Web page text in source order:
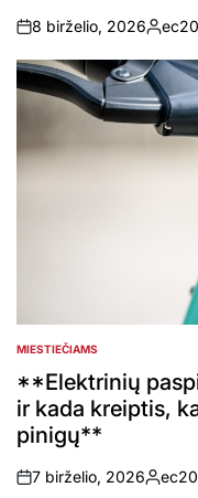
on
8 birželio, 2026
Posted
by
POSTED
MIESTIEČIAMS
**Elektrinių
ir kada kreiptis,
pinigų**
on
7 birželio, 2026
Posted